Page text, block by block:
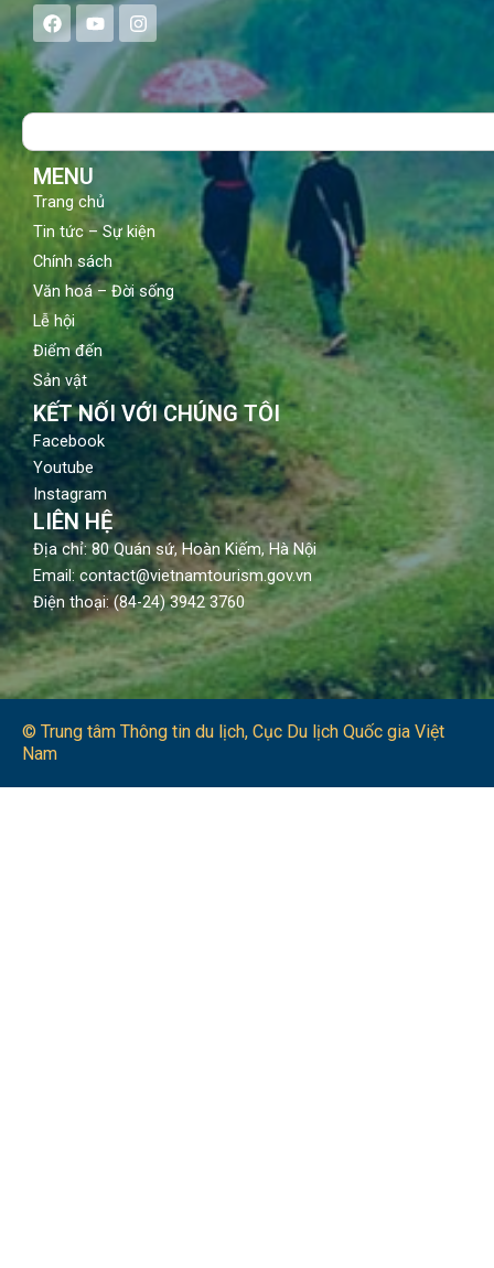
F
a
e
b
o
Y
o
t
u
b
I
n
s
a
g
Search
MENU
Trang chủ
Tin tức – Sự kiện
Chính sách
Văn hoá – Đời sống
Lễ hội
Điểm đến
Sản vật
KẾT NỐI VỚI CHÚNG TÔI
Facebook
Youtube
Instagram
LIÊN HỆ
Địa chỉ: 80 Quán sứ, Hoàn Kiếm, Hà Nội
Email: contact@vietnamtourism.gov.vn
Điện thoại: (84-24) 3942 3760
© Trung tâm Thông tin du lịch​, Cục Du lịch Quốc gia Việt
Nam